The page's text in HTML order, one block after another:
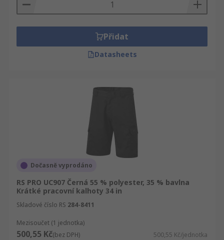
Přidat
Datasheets
Dočasně vyprodáno
RS PRO UC907 Černá 55 % polyester, 35 % bavlna
Krátké pracovní kalhoty 34 in
Skladové číslo RS 284-8411
Mezisoučet (1 jednotka)
500,55 Kč(bez DPH) 500,55 Kč/jednotka